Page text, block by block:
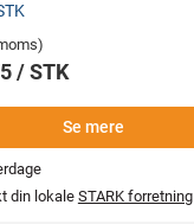
/ STK
Se mere
din lokaleSTARK forretning